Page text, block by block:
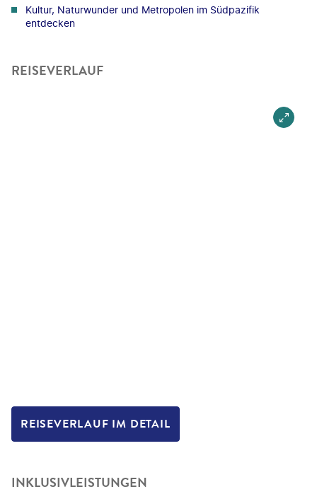
Kultur, Naturwunder und Metropolen im Südpazifik
entdecken
REISEVERLAUF
REISEVERLAUF IM DETAIL
INKLUSIVLEISTUNGEN